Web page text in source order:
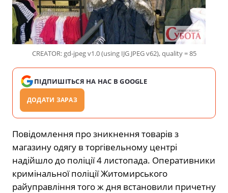
CREATOR: gd-jpeg v1.0 (using IJG JPEG v62), quality = 85
ПІДПИШІТЬСЯ НА НАС В GOOGLE
ДОДАТИ ЗАРАЗ
Повідомлення про зникнення товарів з
магазину одягу в торгівельному центрі
надійшло до поліції 4 листопада. Оперативники
кримінальної поліції Житомирського
райуправління того ж дня встановили причетну